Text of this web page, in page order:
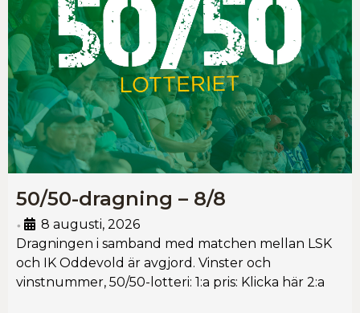
50/50-dragning – 8/8
•
8 augusti, 2026
Dragningen i samband med matchen mellan LSK
och IK Oddevold är avgjord. Vinster och
vinstnummer, 50/50-lotteri: 1:a pris: Klicka här 2:a